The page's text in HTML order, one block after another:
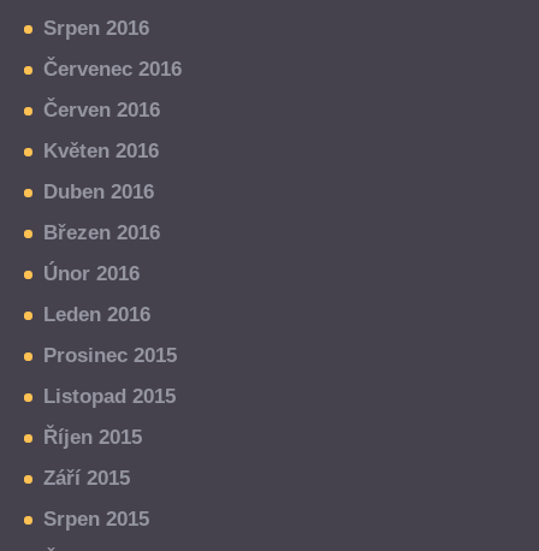
Srpen 2016
Červenec 2016
Červen 2016
Květen 2016
Duben 2016
Březen 2016
Únor 2016
Leden 2016
Prosinec 2015
Listopad 2015
Říjen 2015
Září 2015
Srpen 2015